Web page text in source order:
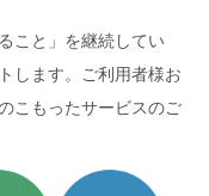
こと」を継続してい
します。ご利用者様お
こもったサービスのご